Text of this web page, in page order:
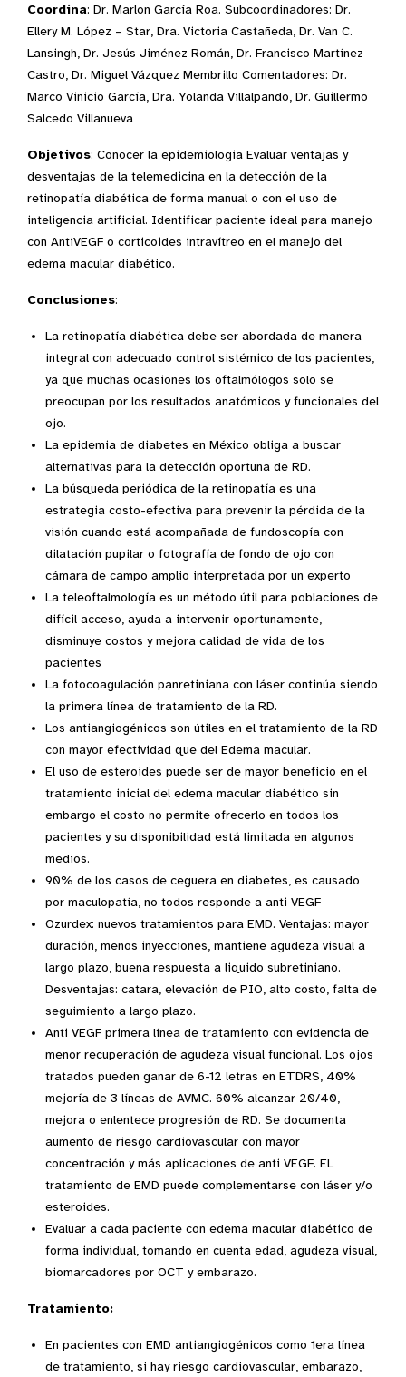
Coordina: Dr. Marlon García Roa. Subcoordinadores: Dr.
Ellery M. López – Star, Dra. Victoria Castañeda, Dr. Van C.
Lansingh, Dr. Jesús Jiménez Román, Dr. Francisco Martínez
Castro, Dr. Miguel Vázquez Membrillo Comentadores: Dr.
Marco Vinicio García, Dra. Yolanda Villalpando, Dr. Guillermo
Salcedo Villanueva
Objetivos: Conocer la epidemiologia Evaluar ventajas y
desventajas de la telemedicina en la detección de la
retinopatía diabética de forma manual o con el uso de
inteligencia artificial. Identificar paciente ideal para manejo
con AntiVEGF o corticoides intravítreo en el manejo del
edema macular diabético.
Conclusiones:
La retinopatía diabética debe ser abordada de manera
integral con adecuado control sistémico de los pacientes,
ya que muchas ocasiones los oftalmólogos solo se
preocupan por los resultados anatómicos y funcionales del
ojo.
La epidemia de diabetes en México obliga a buscar
alternativas para la detección oportuna de RD.
La búsqueda periódica de la retinopatía es una
estrategia costo-efectiva para prevenir la pérdida de la
visión cuando está acompañada de fundoscopía con
dilatación pupilar o fotografía de fondo de ojo con
cámara de campo amplio interpretada por un experto
La teleoftalmología es un método útil para poblaciones de
difícil acceso, ayuda a intervenir oportuna­mente,
disminuye costos y mejora calidad de vida de los
pacientes
La fotocoagulación panretiniana con láser continúa siendo
la primera línea de tratamiento de la RD.
Los antiangiogénicos son útiles en el tratamiento de la RD
con mayor efectividad que del Edema macular.
El uso de esteroides puede ser de mayor beneficio en el
tratamiento inicial del edema macular diabético sin
embargo el costo no permite ofrecerlo en todos los
pacientes y su disponibilidad está limitada en al­gunos
medios.
90% de los casos de ceguera en diabetes, es causado
por maculopatía, no todos responde a anti VEGF
Ozurdex: nuevos tratamientos para EMD. Ventajas: mayor
duración, menos inyecciones, mantiene agude­za visual a
largo plazo, buena respuesta a liquido subretiniano.
Desventajas: catara, elevación de PIO, alto costo, falta de
seguimiento a largo plazo.
Anti VEGF primera línea de tratamiento con evidencia de
menor recuperación de agudeza visual funcional. Los ojos
tratados pueden ganar de 6-12 letras en ETDRS, 40%
mejoría de 3 líneas de AVMC. 60% alca­nzar 20/40,
mejora o enlentece progresión de RD. Se documenta
aumento de riesgo cardiovascular con mayor
concentración y más aplicaciones de anti VEGF. EL
tratamiento de EMD puede complementarse con láser y/o
esteroides.
Evaluar a cada paciente con edema macular diabético de
forma individual, tomando en cuenta edad, agudeza visual,
biomarcadores por OCT y embarazo.
Tratamiento:
En pacientes con EMD antiangiogénicos como 1era línea
de tratamiento, si hay riesgo cardiovascular, em­barazo,